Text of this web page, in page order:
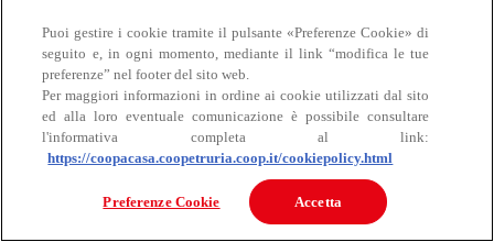
Bovino
Puoi gestire i cookie tramite il pulsante «Preferenze Cookie» di
seguito e, in ogni momento, mediante il link “modifica le tue
preferenze” nel footer del sito web.
Per maggiori informazioni in ordine ai cookie utilizzati dal sito
ed alla loro eventuale comunicazione è possibile consultare
l'informativa completa al link:
https://coopacasa.coopetruria.coop.it/cookiepolicy.html
Preferenze Cookie Accetta